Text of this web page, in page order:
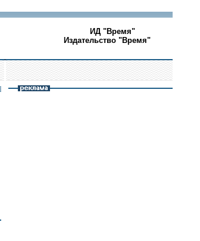
ИД "Время"
Издательство "Время"